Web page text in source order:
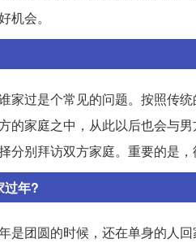
会。
家过是个常见的问题。按照传
的家庭之中，从此以后也会与
别拜访双方家庭。重要的是
过年?
是团圆的时候，还在单身的人